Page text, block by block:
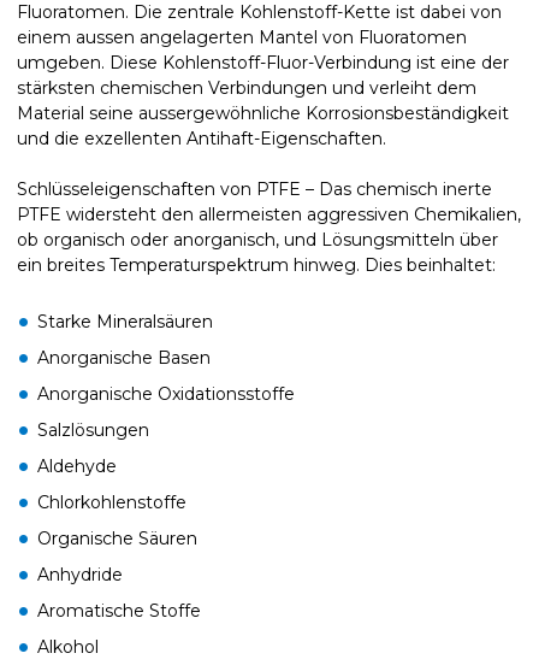
Fluoratomen. Die zentrale Kohlenstoff-Kette ist dabei von
einem aussen angelagerten Mantel von Fluoratomen
umgeben. Diese Kohlenstoff-Fluor-Verbindung ist eine der
stärksten chemischen Verbindungen und verleiht dem
Material seine aussergewöhnliche Korrosionsbeständigkeit
und die exzellenten Antihaft-Eigenschaften.
Schlüsseleigenschaften von PTFE – Das chemisch inerte
PTFE widersteht den allermeisten aggressiven Chemikalien,
ob organisch oder anorganisch, und Lösungsmitteln über
ein breites Temperaturspektrum hinweg. Dies beinhaltet:
Starke Mineralsäuren
Anorganische Basen
Anorganische Oxidationsstoffe
Salzlösungen
Aldehyde
Chlorkohlenstoffe
Organische Säuren
Anhydride
Aromatische Stoffe
Alkohol